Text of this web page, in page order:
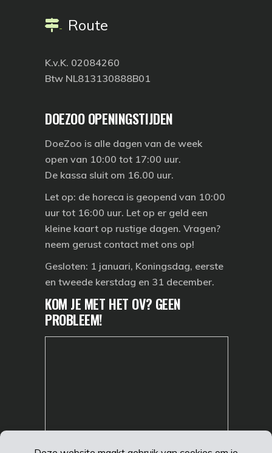
Route
K.v.K. 02084260
Btw NL813130888B01
DOEZOO OPENINGSTIJDEN
DoeZoo is alle dagen van de week
open van 10:00 tot 17:00 uur.
De kassa sluit om 16.00 uur.
Let op: de horeca is geopend van 10:00
uur tot 16:00 uur. Let op er geld een
kleine kaart op rustige dagen. Vragen?
neem gerust contact met ons op!
Gesloten: 1 januari, Koningsdag, eerste
en tweede kerstdag en 31 december.
KOM JE MET HET OV? GEEN
PROBLEEM!